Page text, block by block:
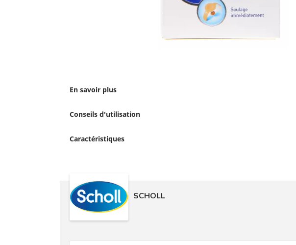
En savoir plus
Conseils d'utilisation
Caractéristiques
SCHOLL